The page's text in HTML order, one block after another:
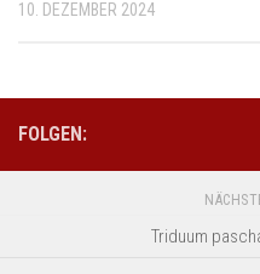
10. DEZEMBER 2024
FOLGEN:
Triduum